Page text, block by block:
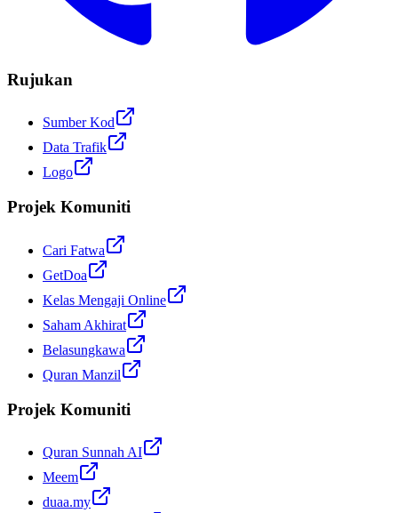
Rujukan
Sumber Kod
Data Trafik
Logo
Projek Komuniti
Cari Fatwa
GetDoa
Kelas Mengaji Online
Saham Akhirat
Belasungkawa
Quran Manzil
Projek Komuniti
Quran Sunnah AI
Meem
duaa.my